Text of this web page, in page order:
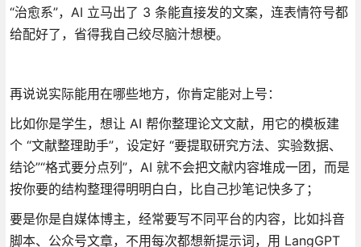
“治愈系”，AI 立马出了 3 条能直接发的文案，连表情符号都
给配好了，省得我自己绞尽脑汁想梗。
再说说实际能用在哪些地方，你肯定能对上号：
比如你是学生，想让 AI 帮你整理论文文献，用它的模板建
个 “文献整理助手”，设定好 “要提取研究方法、实验数据、
结论”“格式要分点列”，AI 就不会把文献内容堆成一团，而是
按你要的结构整理得明明白白，比自己抄笔记快多了；
要是你是自媒体博主，经常要写不同平台的内容，比如抖音
脚本、公众号文章，不用每次都想新提示词，用 LangGPT